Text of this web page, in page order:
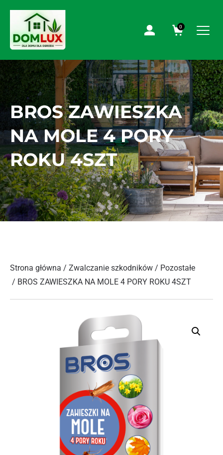
0
BROS ZAWIESZKA
NA MOLE 4 PORY
ROKU 4SZT
Strona główna / Zwalczanie szkodników / Pozostałe
/ BROS ZAWIESZKA NA MOLE 4 PORY ROKU 4SZT